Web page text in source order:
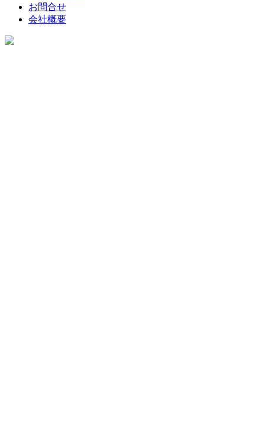
お問合せ
会社概要